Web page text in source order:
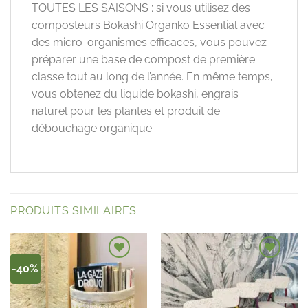
TOUTES LES SAISONS : si vous utilisez des
composteurs Bokashi Organko Essential avec
des micro-organismes efficaces, vous pouvez
préparer une base de compost de première
classe tout au long de l’année. En même temps,
vous obtenez du liquide bokashi, engrais
naturel pour les plantes et produit de
débouchage organique.
PRODUITS SIMILAIRES
-40%
Ajouter à la
liste de
souhaits
Ajouter à la
liste de
souhaits